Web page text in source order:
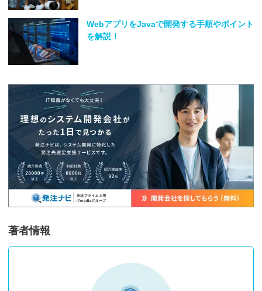
WebアプリをJavaで開発する手順やポイント
を解説！
著者情報